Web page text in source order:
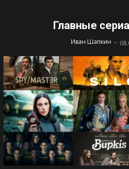
Главные
Иван Шапкин -